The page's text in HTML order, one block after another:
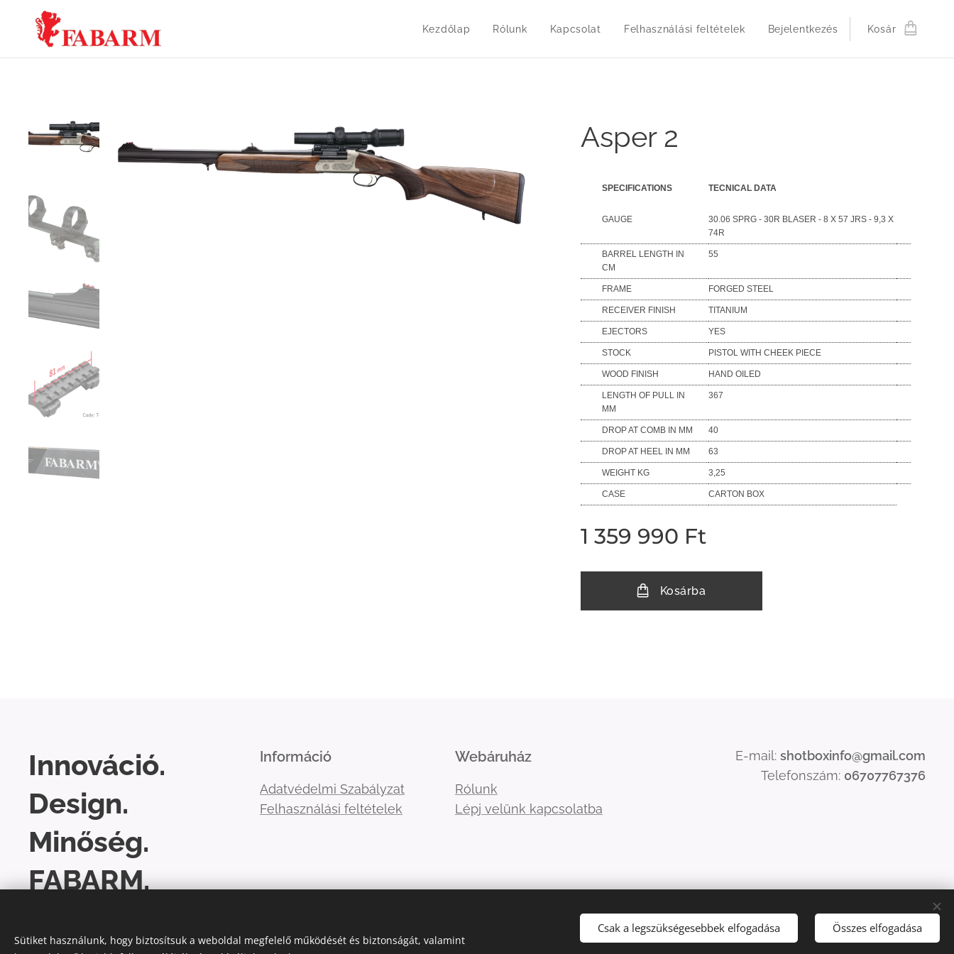
Kezdőlap Rólunk Kapcsolat Felhasználási feltételek Bejelentkezés Kosár
Asper 2
SPECIFICATIONS TECNICAL DATA
GAUGE
30.06 SPRG - 30R BLASER - 8 X 57 JRS - 9,3 X
74R
BARREL LENGTH IN
CM
55
FRAME FORGED STEEL
RECEIVER FINISH TITANIUM
EJECTORS YES
STOCK PISTOL WITH CHEEK PIECE
WOOD FINISH HAND OILED
LENGTH OF PULL IN
MM
367
DROP AT COMB IN MM 40
DROP AT HEEL IN MM 63
WEIGHT KG 3,25
CASE CARTON BOX
1 359 990 Ft
Kosárba
Innováció.
Design.
Minőség.
FABARM.
Információ
Adatvédelmi Szabályzat
Felhasználási feltételek
Webáruház
Rólunk
Lépj velünk kapcsolatba
E-mail: shotboxinfo@gmail.com
Telefonszám: 06707767376
Sütiket használunk, hogy biztosítsuk a weboldal megfelelő működését és biztonságát, valamint
Csak a legszükségesebbek elfogadása Összes elfogadása